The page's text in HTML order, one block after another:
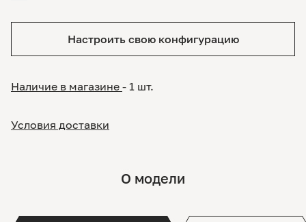
Настроить свою конфигурацию
Наличие в магазине - 1 шт.
Условия доставки
О модели